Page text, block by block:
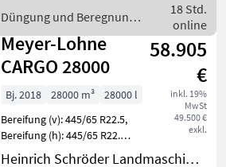
Düngung und Beregnung /
Meyer-Lohne
18 Std.
online
Meyer-Lohne
CARGO 28000
58.905
€
inkl. 19%
MwSt
49.500 €
exkl.
Bj. 2018 28000 m³
28000 l
Bereifung (v): 445/65 R22.5,
Bereifung (h): 445/65 R22.5,
Geschwindigkeit: 40 km/h,
Heinrich Schröder Landmaschinen KG Holdorf